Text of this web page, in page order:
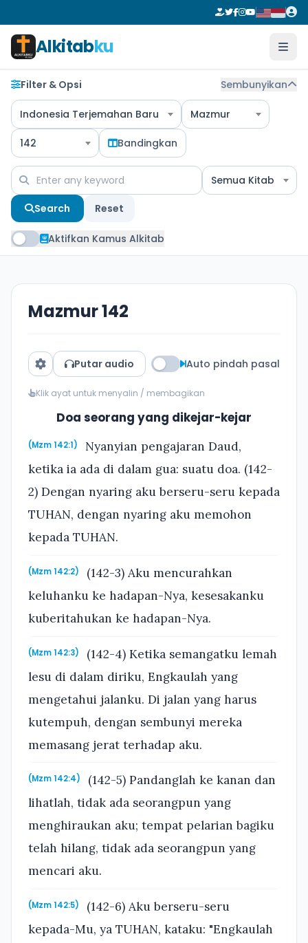
Alkitabku
Filter & Opsi Sembunyikan
Indonesia Terjemahan Baru Mazmur
142 Bandingkan
Semua Kitab
Search Reset
Aktifkan Kamus Alkitab
Mazmur 142
Putar audio Auto pindah pasal
Klik ayat untuk menyalin / membagikan
Doa seorang yang dikejar-kejar
(Mzm 142:1)
Nyanyian pengajaran Daud,
ketika ia ada di dalam gua: suatu doa. (142-
2) Dengan nyaring aku berseru-seru kepada
TUHAN, dengan nyaring aku memohon
kepada TUHAN.
(Mzm 142:2)
(142-3) Aku mencurahkan
keluhanku ke hadapan-Nya, kesesakanku
kuberitahukan ke hadapan-Nya.
(Mzm 142:3)
(142-4) Ketika semangatku lemah
lesu di dalam diriku, Engkaulah yang
mengetahui jalanku. Di jalan yang harus
kutempuh, dengan sembunyi mereka
memasang jerat terhadap aku.
(Mzm 142:4)
(142-5) Pandanglah ke kanan dan
lihatlah, tidak ada seorangpun yang
menghiraukan aku; tempat pelarian bagiku
telah hilang, tidak ada seorangpun yang
mencari aku.
(Mzm 142:5)
(142-6) Aku berseru-seru
kepada-Mu, ya TUHAN, kataku: "Engkaulah